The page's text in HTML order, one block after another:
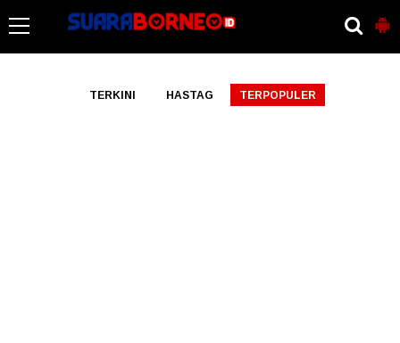
TERKINI HASTAG TERPOPULER